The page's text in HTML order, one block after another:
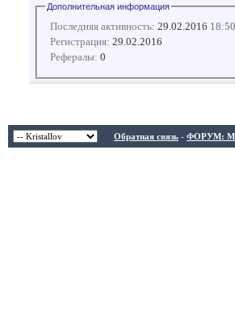
Дополнительная информация
Последняя активность: 29.02.2016 18:50
Регистрация: 29.02.2016
Рефералы: 0
Обратная связь - ФОРУМ: